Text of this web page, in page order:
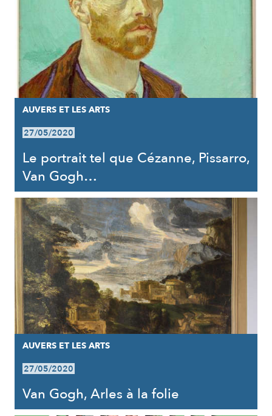
AUVERS ET LES ARTS
27/05/2020
Le portrait tel que Cézanne, Pissarro,
Van Gogh…
AUVERS ET LES ARTS
27/05/2020
Van Gogh, Arles à la folie